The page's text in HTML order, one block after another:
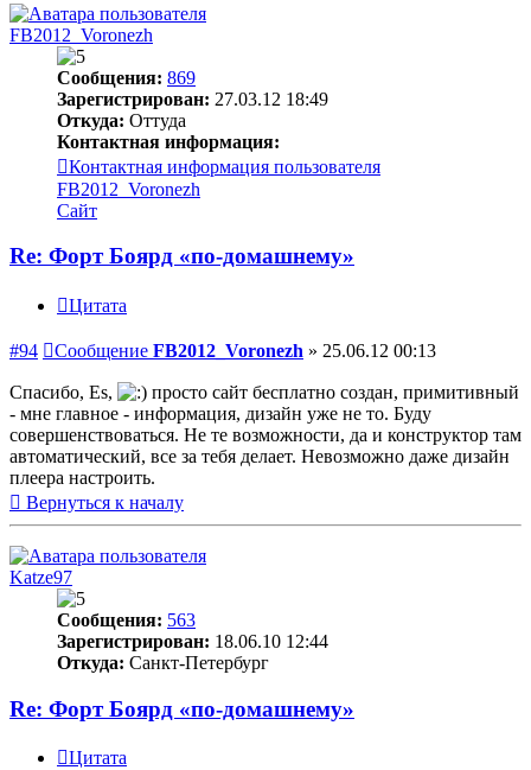
FB2012_Voronezh
Сообщения: 869
Зарегистрирован: 27.03.12 18:49
Откуда: Оттуда
Контактная информация:
Контактная информация пользователя
FB2012_Voronezh
Сайт
Re: Форт Боярд «по-домашнему»
Цитата
#94 Сообщение FB2012_Voronezh » 25.06.12 00:13
Спасибо, Es,
просто сайт бесплатно создан, примитивный
- мне главное - информация, дизайн уже не то. Буду
совершенствоваться. Не те возможности, да и конструктор там
автоматический, все за тебя делает. Невозможно даже дизайн
плеера настроить.
Вернуться к началу
Katze97
Сообщения: 563
Зарегистрирован: 18.06.10 12:44
Откуда: Санкт-Петербург
Re: Форт Боярд «по-домашнему»
Цитата